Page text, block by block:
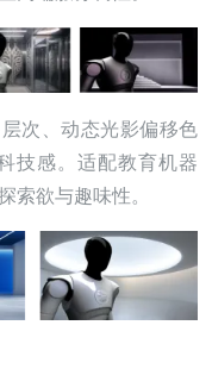
次、动态光影偏移色
技感。适配教育机器
索欲与趣味性。